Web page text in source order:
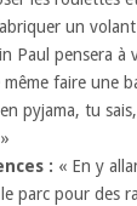
un
Paul pensera à
faire une
pyjama, tu
: « En y
parc pour des